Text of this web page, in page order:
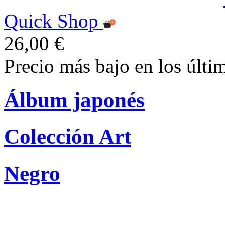
Quick Shop
26,00 €
Precio más bajo en los
Álbum japonés
Colección Art
Negro